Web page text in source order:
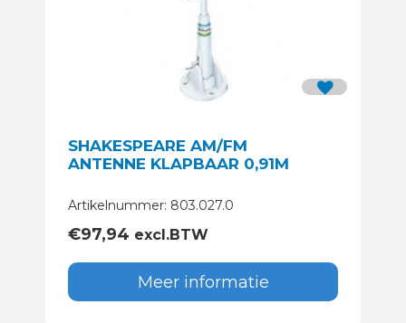
SHAKESPEARE AM/FM
ANTENNE KLAPBAAR 0,91M
Artikelnummer: 803.027.0
€97,94 excl.BTW
Meer informatie